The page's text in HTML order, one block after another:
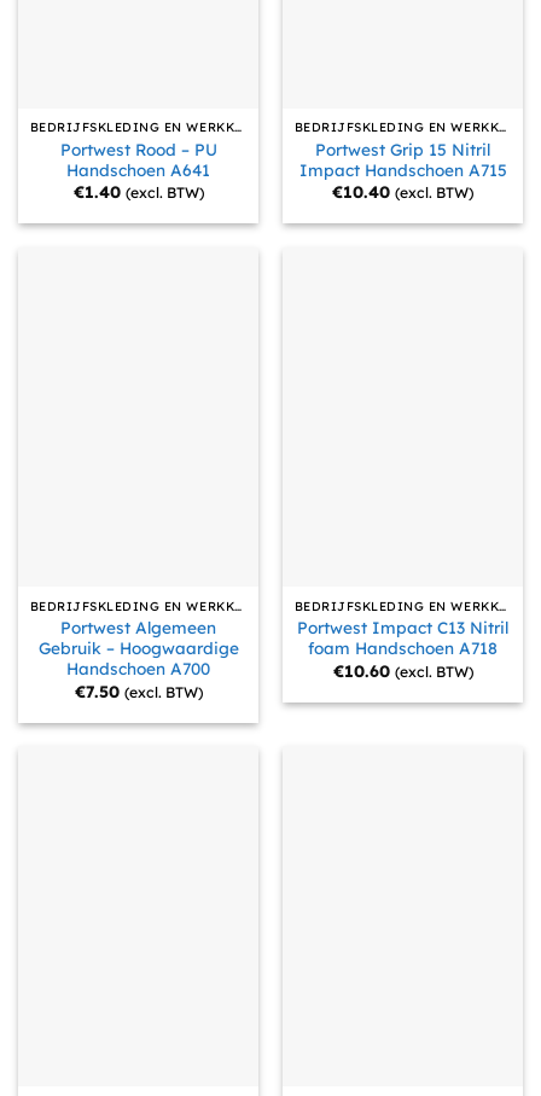
BEDRIJFSKLEDING EN WERKKLEDING
Portwest Rood – PU
Handschoen A641
€1.40 (excl. BTW)
BEDRIJFSKLEDING EN WERKKLEDING
Portwest Grip 15 Nitril
Impact Handschoen A715
€10.40 (excl. BTW)
BEDRIJFSKLEDING EN WERKKLEDING
Portwest Algemeen
Gebruik – Hoogwaardige
Handschoen A700
€7.50 (excl. BTW)
BEDRIJFSKLEDING EN WERKKLEDING
Portwest Impact C13 Nitril
foam Handschoen A718
€10.60 (excl. BTW)